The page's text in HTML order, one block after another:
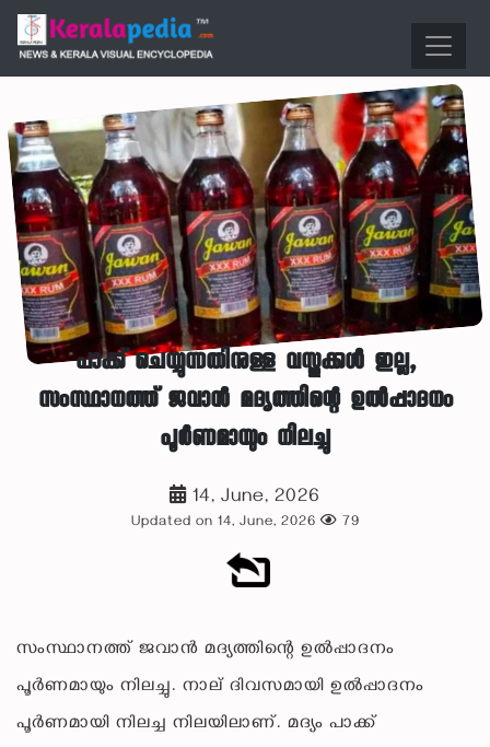
പാക്ക് ചെയ്യുന്നതിനുള്ള വസ്തുക്കള്‍ ഇല്ല,
സംസ്ഥാനത്ത് ജവാന്‍ മദ്യത്തിന്റെ ഉല്‍പ്പാദനം
പൂര്‍ണമായും നിലച്ചു
14, June, 2026
Updated on 14, June, 2026 79
സംസ്ഥാനത്ത് ജവാന്‍ മദ്യത്തിന്റെ ഉല്‍പ്പാദനം
പൂര്‍ണമായും നിലച്ചു. നാല് ദിവസമായി ഉല്‍പ്പാദനം
പൂര്‍ണമായി നിലച്ച നിലയിലാണ്. മദ്യം പാക്ക്